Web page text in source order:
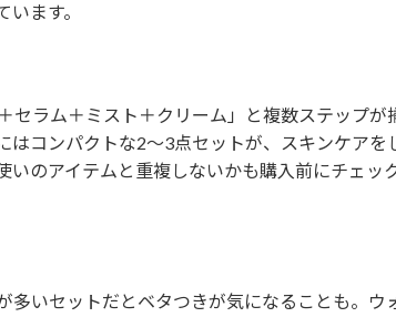
ます。
セラム＋ミスト＋クリーム」と複数ステップが
はコンパクトな2〜3点セットが、スキンケアを
のアイテムと重複しないかも購入前にチェッ
多いセットだとベタつきが気になることも。ウ